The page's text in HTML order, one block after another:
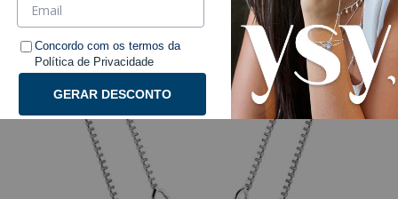
Concordo com os termos da
Política de Privacidade
GERAR DESCONTO